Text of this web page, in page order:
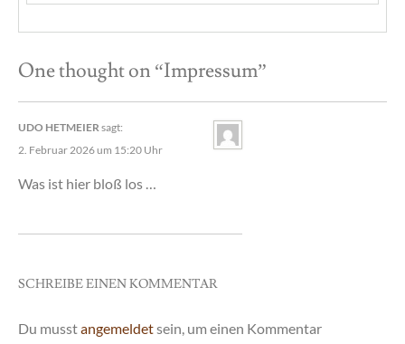
One thought on “Impressum”
UDO HETMEIERsagt:
2. Februar 2026 um 15:20 Uhr
Was ist hier bloß los …
SCHREIBE EINEN KOMMENTAR
Du musstangemeldetsein, um einen Kommentar